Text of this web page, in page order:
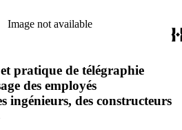
Image not available
pratique de télégraphie
des employés
ingénieurs, des constructeurs